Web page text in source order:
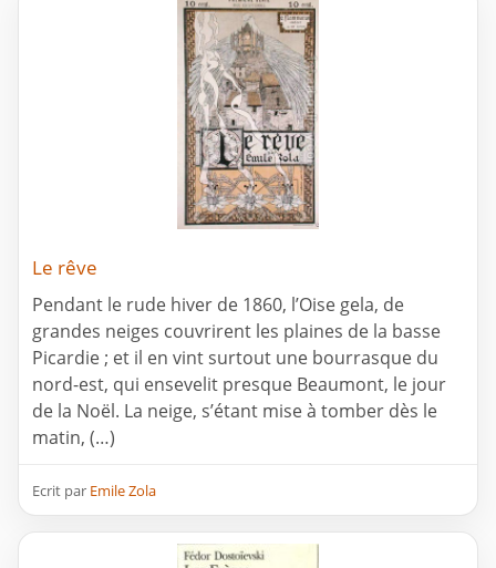
Le rêve
Pendant le rude hiver de 1860, l’Oise gela, de
grandes neiges couvrirent les plaines de la basse
Picardie ; et il en vint surtout une bourrasque du
nord-est, qui ensevelit presque Beaumont, le jour
de la Noël. La neige, s’étant mise à tomber dès le
matin, (…)
Ecrit par Emile Zola